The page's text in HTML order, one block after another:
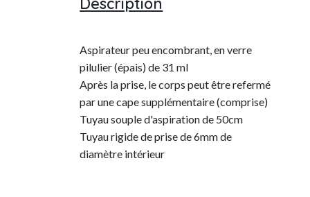
Aspirateur peu encombrant, en verre
pilulier (épais) de 31 ml
Après la prise, le corps peut être refermé
par une cape supplémentaire (comprise)
Tuyau souple d'aspiration de 50cm
Tuyau rigide de prise de 6mm de
diamètre intérieur